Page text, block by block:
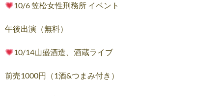
10/6 笠松女性刑務所 イベント
午後出演（無料）
10/14山盛酒造、酒蔵ライブ
前売1000円（1酒&つまみ付き）